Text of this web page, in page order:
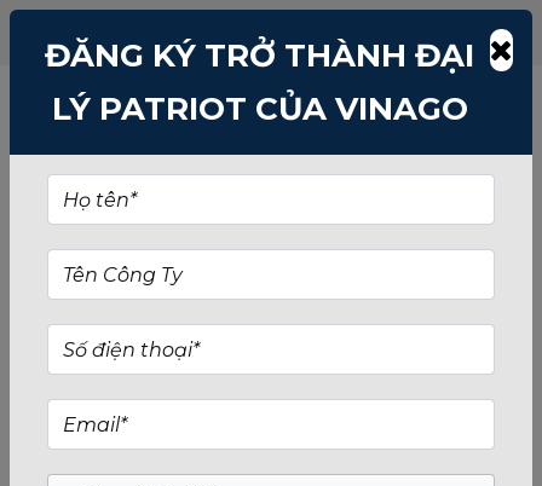
ĐĂNG KÝ TRỞ THÀNH ĐẠI
LÝ PATRIOT CỦA VINAGO